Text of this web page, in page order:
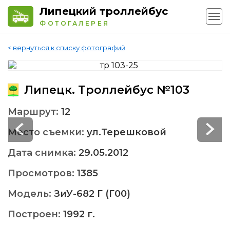
Липецкий троллейбус
ФОТОГАЛЕРЕЯ
< вернуться к списку фотографий
Липецк. Троллейбус №103
Маршрут: 12
Место съемки: ул.Терешковой
Дата снимка: 29.05.2012
Просмотров: 1385
Модель: ЗиУ-682 Г (Г00)
Построен: 1992 г.